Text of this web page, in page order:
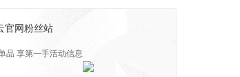
官网粉丝站
品 享第一手活动信息